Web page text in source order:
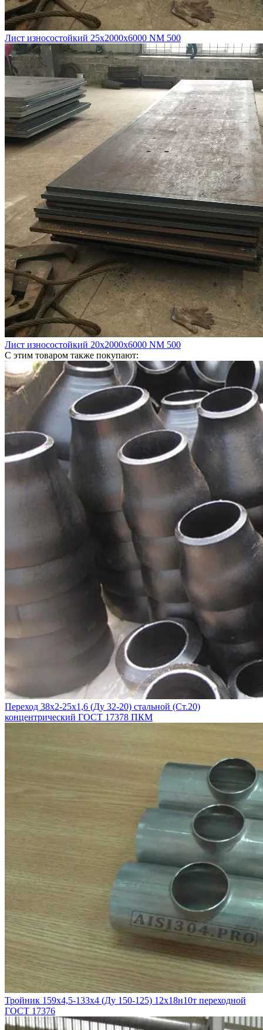
Лист износостойкий 25х2000х6000 NM 500
Лист износостойкий 20х2000х6000 NM 500
С этим товаром также покупают:
Переход 38х2-25х1,6 (Ду 32-20) стальной (Ст.20)
концентрический ГОСТ 17378 ПКМ
Тройник 159х4,5-133х4 (Ду 150-125) 12х18н10т переходной
ГОСТ 17376